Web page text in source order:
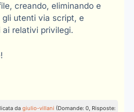
creando, eliminando e
gli utenti via script, e
ai relativi privilegi.
da giulio-villani (Domande: 0, Risposte: